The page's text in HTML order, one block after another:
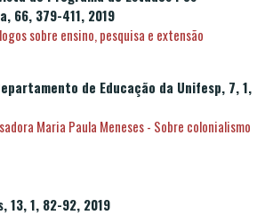
66, 379-411, 2019
sobre ensino, pesquisa e extensão
de Educação da Unifesp, 7, 1,
Maria Paula Meneses - Sobre colonialismo
13, 1, 82-92, 2019